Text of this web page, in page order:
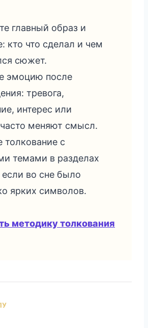
главный образ и
кто что сделал и чем
сюжет.
эмоцию после
тревога,
интерес или
меняют смысл.
толкование с
темами в разделах
если во сне было
ярких символов.
методику толкования